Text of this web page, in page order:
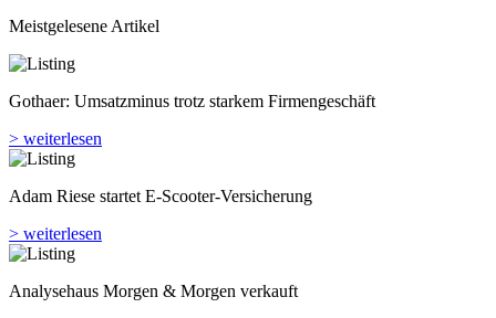
Meistgelesene Artikel
Gothaer: Umsatzminus trotz starkem Firmengeschäft
> weiterlesen
Adam Riese startet E-Scooter-Versicherung
> weiterlesen
Analyse­haus Morgen & Morgen verkauft